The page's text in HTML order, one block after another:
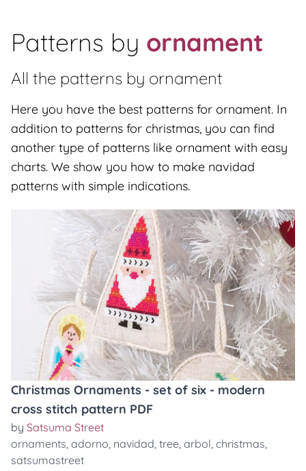
Patterns by ornament
All the patterns by ornament
Here you have the best patterns for ornament. In
addition to patterns for christmas, you can find
another type of patterns like ornament with easy
charts. We show you how to make navidad
patterns with simple indications.
Christmas Ornaments - set of six - modern
cross stitch pattern PDF
by Satsuma Street
ornaments, adorno, navidad, tree, arbol, christmas,
satsumastreet